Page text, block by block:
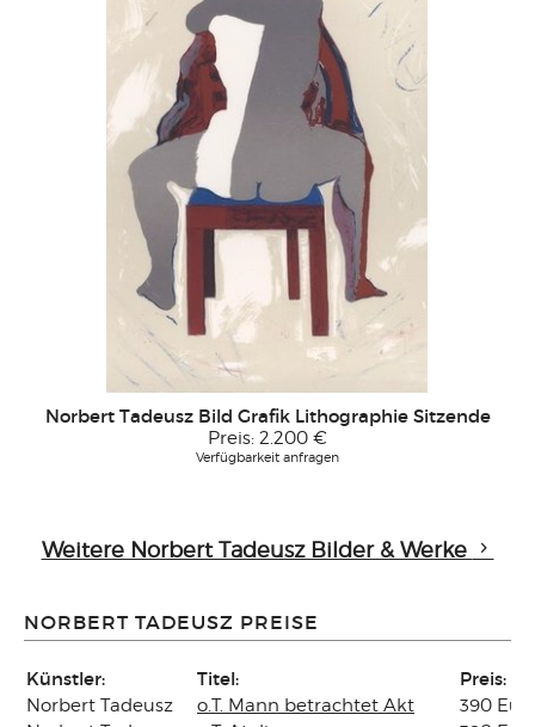
Norbert Tadeusz Bild Grafik Lithographie Sitzende
Preis: 2.200 €
Verfügbarkeit anfragen
Weitere Norbert Tadeusz Bilder & Werke
NORBERT TADEUSZ PREISE
Künstler: Titel: Preis:
Norbert Tadeusz o.T. Mann betrachtet Akt
390